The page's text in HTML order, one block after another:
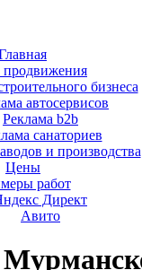
бизнеса
автосервисов
Реклама b2b
санаториев
и производства
Цены
работ
Директ
Авито